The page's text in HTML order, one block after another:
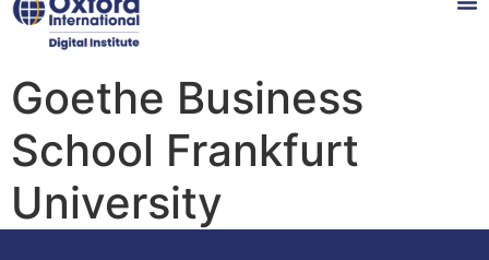
Goethe Business
School Frankfurt
University